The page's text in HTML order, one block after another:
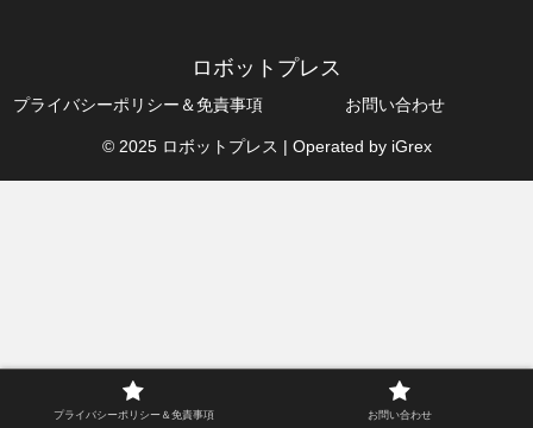
ロボットプレス
プライバシーポリシー＆免責事項 お問い合わせ
© 2025 ロボットプレス | Operated by iGrex
プライバシーポリシー＆免責事項 お問い合わせ